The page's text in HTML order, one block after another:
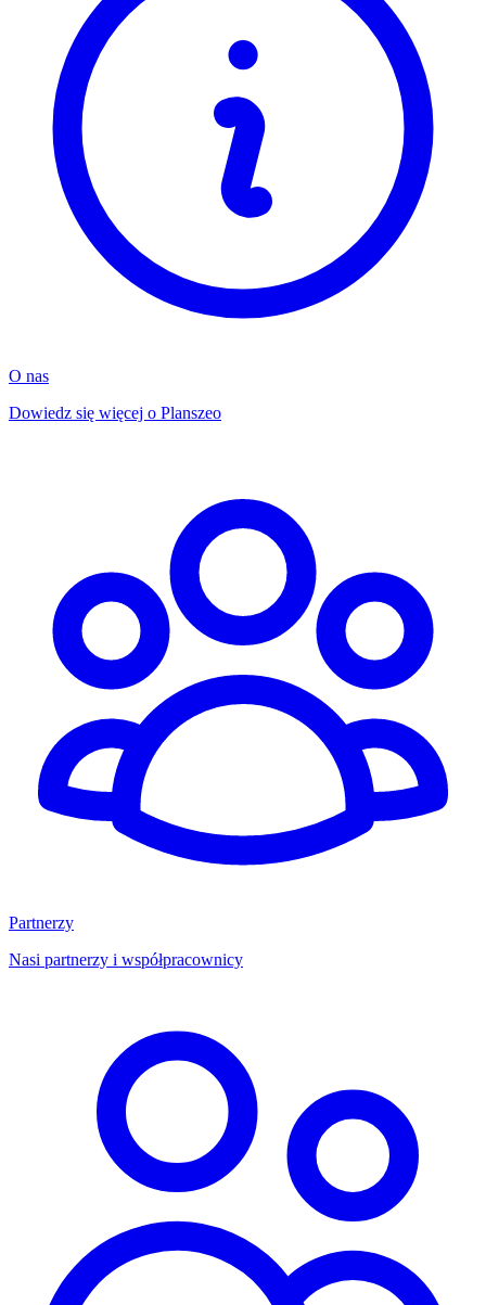
O nas
Dowiedz się więcej o Planszeo
Partnerzy
Nasi partnerzy i współpracownicy